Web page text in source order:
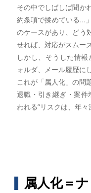
その中でしばしば聞か
約条項で揉めている…
のケースがあり、どう
せれば、対応がスムー
しかし、そうした情
ォルダ、メール履歴に
これが「属人化」の問
退職・引き継ぎ・案件
われる”リスクは、年々
属人化＝